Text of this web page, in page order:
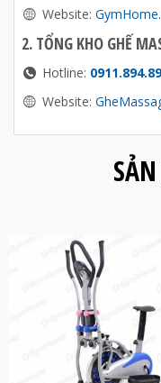
Website:
2. TỔNG KHO GHẾ
Hotline:
Website: